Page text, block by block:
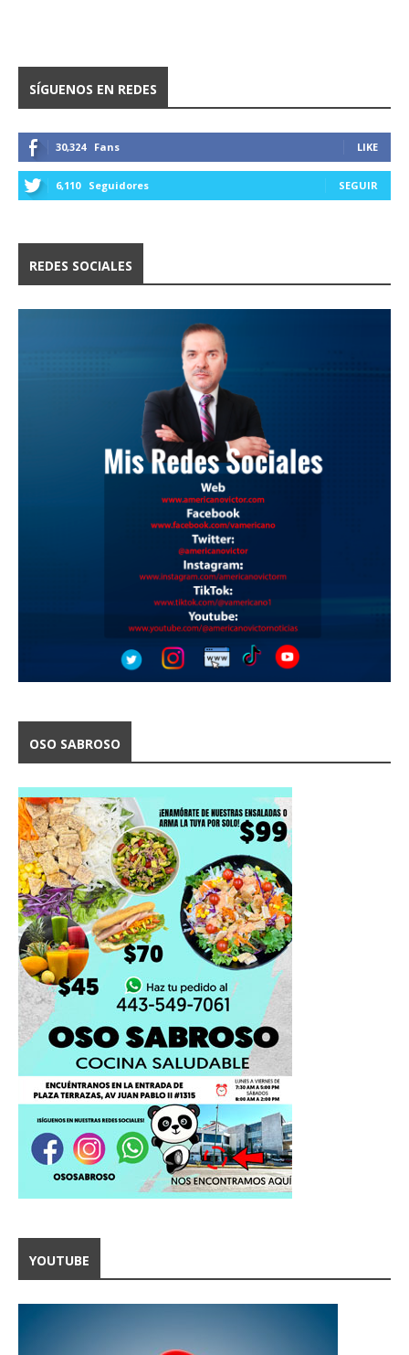
SÍGUENOS EN REDES
30,324 Fans LIKE
6,110 Seguidores SEGUIR
REDES SOCIALES
OSO SABROSO
YOUTUBE